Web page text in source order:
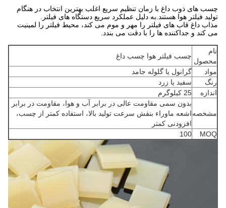
چسب های ذوب داغ با زمان تنظیم سریع اغلب بهترین انتخاب در هنگام
تولید فیلتر هوا هستند.به دلیل عملکرد سریع دستگاه های فیلتر.
مذاب داغ قاب های فیلتر را مهر و موم می کند، محیط فیلتر را لمینیت
می کند و جداکننده ها را با دقت می بندد.
نام
محصول
چسب فیلتر هوا چسب داغ
مواد
گرانول یا گلوله جامد
رنگ
سفید یا زرد
اندازه
25 کیلوگرم
مشخصه
بدون سمی مقاومت عالی در برابر آب و هوا، مقاومت در برابر
اشعه ماوراء بنفش سرعت تولید بالا، استفاده کمتر از چسب،
افزودنی کمتر
MOQ
100